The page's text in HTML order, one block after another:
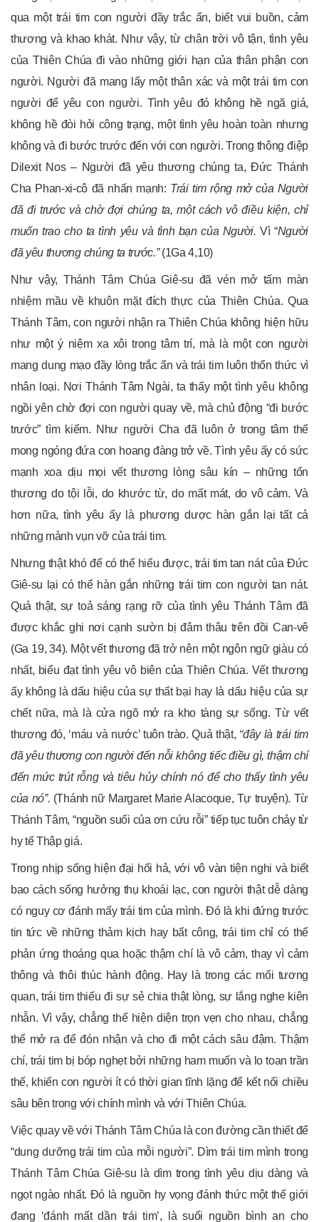
qua một trái tim con người đầy trắc ẩn, biết vui buồn, cảm
thương và khao khát. Như vậy, từ chân trời vô tận, tình yêu
của Thiên Chúa đi vào những giới hạn của thân phận con
người. Người đã mang lấy một thân xác và một trái tim con
người để yêu con người. Tình yêu đó không hề ngã giá,
không hề đòi hỏi công trạng, một tình yêu hoàn toàn nhưng
không và đi bước trước đến với con người. Trong thông điệp
Dilexit Nos – Người đã yêu thương chúng ta, Đức Thánh
Cha Phan-xi-cô đã nhấn mạnh: Trái tim rộng mở của Người
đã đi trước và chờ đợi chúng ta, một cách vô điều kiện, chỉ
muốn trao cho ta tình yêu và tình bạn của Người.Vì “Người
đã yêu thương chúng ta trước.”(1Ga 4,10)
Như vậy, Thánh Tâm Chúa Giê-su đã vén mở tấm màn
nhiệm mầu về khuôn mặt đích thực của Thiên Chúa. Qua
Thánh Tâm, con người nhận ra Thiên Chúa không hiện hữu
như một ý niệm xa xôi trong tâm trí, mà là một con người
mang dung mạo đầy lòng trắc ẩn và trái tim luôn thổn thức vì
nhân loại. Nơi Thánh Tâm Ngài, ta thấy một tình yêu không
ngồi yên chờ đợi con người quay về, mà chủ động “đi bước
trước” tìm kiếm. Như người Cha đã luôn ở trong tâm thế
mong ngóng đứa con hoang đàng trở về. Tình yêu ấy có sức
mạnh xoa dịu mọi vết thương lòng sâu kín – những tổn
thương do tội lỗi, do khước từ, do mất mát, do vô cảm. Và
hơn nữa, tình yêu ấy là phương dược hàn gắn lại tất cả
những mảnh vụn vỡ của trái tim.
Nhưng thật khó để có thể hiểu được, trái tim tan nát của Đức
Giê-su lại có thể hàn gắn những trái tim con người tan nát.
Quả thật, sự toả sáng rạng rỡ của tình yêu Thánh Tâm đã
được khắc ghi nơi cạnh sườn bị đâm thâu trên đồi Can-vê
(Ga 19, 34). Một vết thương đã trở nên một ngôn ngữ giàu có
nhất, biểu đạt tình yêu vô biên của Thiên Chúa. Vết thương
ấy không là dấu hiệu của sự thất bại hay là dấu hiệu của sự
chết nữa, mà là cửa ngõ mở ra kho tàng sự sống. Từ vết
thương đó, ‘máu và nước’ tuôn trào. Quả thật, “đây là trái tim
đã yêu thương con người đến nỗi không tiếc điều gì, thậm chí
đến mức trút rỗng và tiêu hủy chính nó để cho thấy tình yêu
của nó”. (Thánh nữ Margaret Marie Alacoque, Tự truyện). Từ
Thánh Tâm, “nguồn suối của ơn cứu rỗi” tiếp tục tuôn chảy từ
hy tế Thập giá.
Trong nhịp sống hiện đại hối hả, với vô vàn tiện nghi và biết
bao cách sống hưởng thụ khoái lạc, con người thật dễ dàng
có nguy cơ đánh mấy trái tim của mình. Đó là khi đứng trước
tin tức về những thảm kịch hay bất công, trái tim chỉ có thể
phản ứng thoáng qua hoặc thậm chí là vô cảm, thay vì cảm
thông và thôi thúc hành động. Hay là trong các mối tương
quan, trái tim thiếu đi sự sẻ chia thật lòng, sự lắng nghe kiên
nhẫn. Vì vậy, chẳng thể hiện diện trọn vẹn cho nhau, chẳng
thể mở ra để đón nhận và cho đi một cách sâu đậm. Thậm
chí, trái tim bị bóp nghẹt bởi những ham muốn và lo toan trần
thế, khiến con người ít có thời gian tĩnh lặng để kết nối chiều
sâu bên trong với chính mình và với Thiên Chúa.
Việc quay về với Thánh Tâm Chúa là con đường cần thiết để
“dung dưỡng trái tim của mỗi người”. Dìm trái tim mình trong
Thánh Tâm Chúa Giê-su là dìm trong tình yêu dịu dàng và
ngọt ngào nhất. Đó là nguồn hy vọng đánh thức một thế giới
đang ‘đánh mất dần trái tim’, là suối nguồn bình an cho